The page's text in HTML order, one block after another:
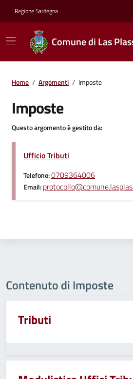
Regione Sardegna
Comune di Las
Home / Argomenti / Imposte
Imposte
Questo argomento è gestito da:
Ufficio Tributi
Telefono:0709364006
Email:
Contenuto di Imposte
Tributi